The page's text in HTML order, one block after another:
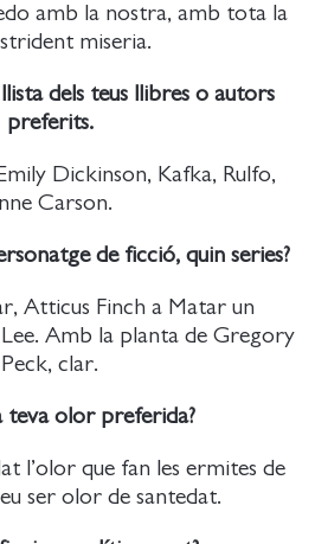
amb la nostra, amb tota la
miseria.
dels teus llibres o autors
preferits.
Dickinson, Kafka, Rulfo,
Carson.
de ficció, quin series?
Atticus Finch a Matar un
Amb la planta de Gregory
Peck, clar.
teva olor preferida?
l’olor que fan les ermites de
ser olor de santedat.